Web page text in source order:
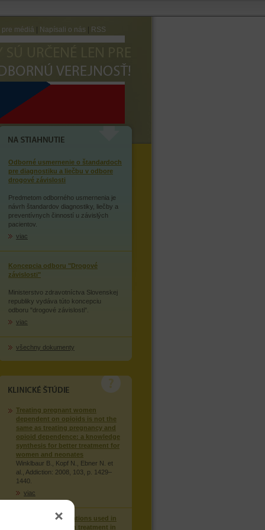
pre médiá Napísali o nás RSS
OPIÁTOCH
NA STIAHNUTIE
Odborné usmernenie o štandardoch
pre diagnostiku a liečbu v odbore
drogové závislosti
Predmetom odborného usmernenia je
návrh štandardov diagnostiky, liečby a
preventívnych činností u závislých
pacientov.
viac
Koncepcia odboru "Drogové
závislosti"
Ministerstvo zdravotníctva Slovenskej
republiky vydáva túto koncepciu
odboru "drogové závislosti".
viac
všechny dokumenty
KLINICKÉ STUDIE
Treating pregnant women
dependent on opioids is not the
same as treating pregnancy and
opioid dependence: a knowledge
synthesis for better treatment for
women and neonates
Winklbaur B., Kopf N., Ebner N. et
al., Addiction: 2008, 103, p. 1429–
1440.
viac
Injection of medications used in
opioid substitution treatment in